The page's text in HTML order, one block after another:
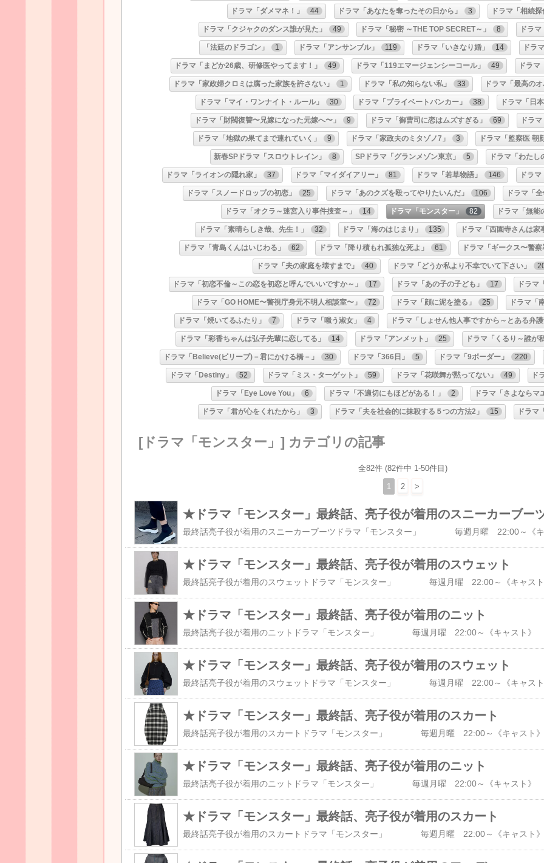
ドラマ「ダメマネ！」 44 ドラマ「あなたを奪ったその日から」 3 ドラマ「相続探
ドラマ「クジャクのダンス誰が見た」 49 ドラマ「秘密 ～THE TOP SECRET～」 8 ドラマ
「法廷のドラゴン」 1 ドラマ「アンサンブル」 119 ドラマ「いきなり婚」 14 ドラ
ドラマ「まどか26歳、研修医やってます！」 49 ドラマ「119エマージェンシーコール」 49 ドラマ
ドラマ「家政婦クロミは腐った家族を許さない」 1 ドラマ「私の知らない私」 33 ドラマ「最高の
ドラマ「マイ・ワンナイト・ルール」 30 ドラマ「プライベートバンカー」 38 ドラマ「日
ドラマ「財閥復讐〜兄嫁になった元嫁へ〜」 9 ドラマ「御曹司に恋はムズすぎる」 69 ドラ
ドラマ「地獄の果てまで連れていく」 9 ドラマ「家政夫のミタゾノ7」 3 ドラマ「監察医 朝
新春SPドラマ「スロウトレイン」 8 SPドラマ「グランメゾン東京」 5 ドラマ「わたし
ドラマ「ライオンの隠れ家」 37 ドラマ「マイダイアリー」 81 ドラマ「若草物語」 146 ドラ
ドラマ「スノードロップの初恋」 25 ドラマ「あのクズを殴ってやりたいんだ」 106 ドラマ「
ドラマ「オクラ～迷宮入り事件捜査～」 14 ドラマ「モンスター」 82 ドラマ「無能
ドラマ「素晴らしき哉、先生！」 32 ドラマ「海のはじまり」 135 ドラマ「西園寺さんは家
ドラマ「青島くんはいじわる」 62 ドラマ「降り積もれ孤独な死よ」 61 ドラマ「ギークス〜警察
ドラマ「夫の家庭を壊すまで」 40 ドラマ「どうか私より不幸でいて下さい」
ドラマ「初恋不倫～この恋を初恋と呼んでいいですか～」 17 ドラマ「あの子の子ども」 17 ドラマ
ドラマ「GO HOME〜警視庁身元不明人相談室〜」 72 ドラマ「顔に泥を塗る」 25 ドラマ「
ドラマ「焼いてるふたり」 7 ドラマ「嗤う淑女」 4 ドラマ「しょせん他人事ですから～とある弁
ドラマ「彩香ちゃんは弘子先輩に恋してる」 14 ドラマ「アンメット」 25 ドラマ「くるり～誰が
ドラマ「Believe(ビリーブ)－君にかける橋－」 30 ドラマ「366日」 5 ドラマ「9ボーダー」 220
ドラマ「Destiny」 52 ドラマ「ミス・ターゲット」 59 ドラマ「花咲舞が黙ってない」 49 ド
ドラマ「Eye Love You」 6 ドラマ「不適切にもほどがある！」 2 ドラマ「さよならマ
ドラマ「君が心をくれたから」 3 ドラマ「夫を社会的に抹殺する５つの方法2」 15 ドラマ
[ドラマ「モンスター」] カテゴリの記事
全82件 (82件中 1-50件目)
1 2 >
★ドラマ「モンスター」最終話、亮子役が着用のスニーカーブー
★ドラマ「モンスター」最終話、亮子役が着用のスウェット
★ドラマ「モンスター」最終話、亮子役が着用のニット
★ドラマ「モンスター」最終話、亮子役が着用のスウェット
★ドラマ「モンスター」最終話、亮子役が着用のスカート
★ドラマ「モンスター」最終話、亮子役が着用のニット
★ドラマ「モンスター」最終話、亮子役が着用のスカート